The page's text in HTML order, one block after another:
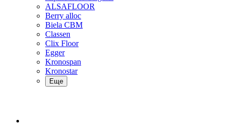
ALSAFLOOR
Berry alloc
Biela CBM
Classen
Clix Floor
Egger
Kronospan
Kronostar
Еще